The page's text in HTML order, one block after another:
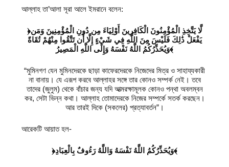
আল্লাহ তা’আলা সূরা আলে ইমরানে বলেন:
﴿لَّا يَتَّخِذِ الْمُؤْمِنُونَ الْكَافِرِينَ أَوْلِيَاءَ مِن دُونِ الْمُؤْمِنِينَ وَمَن
يَفْعَلْ ذَٰلِكَ فَلَيْسَ مِنَ اللَّهِ فِي شَيْءٍ إِلَّا أَن تَتَّقُوا مِنْهُمْ تُقَاةً
وَيُحَذِّرُكُمُ اللَّهُ نَفْسَهُ وَإِلَى اللَّهِ الْمَصِيرُ﴾
“মুমিনগণ যেন মুমিনদেরকে ছাড়া কাফেরদেরকে নিজেদের মিত্র ও সাহায্যকারী
না বানায়। যে এরূপ করবে আল্লাহর সঙ্গে তার কোনও সম্পর্ক নেই। তবে
তাদের (জুলুম) থেকে বাঁচার জন্য যদি আত্মরক্ষামূলক কোনও পন্থা অবলম্বন
কর, সেটা ভিন্ন কথা। আল্লাহ তোমাদেরকে নিজের সম্পর্কে সতর্ক করছেন।
আর তারই দিকে (সকলের) প্রত্যাবর্তন”।
আরেকটি আয়াত হল-
﴿وَيُحَذِّرُكُمُ اللَّهُ نَفْسَهُ وَاللَّهُ رَءُوفٌ بِالْعِبَادِ﴾